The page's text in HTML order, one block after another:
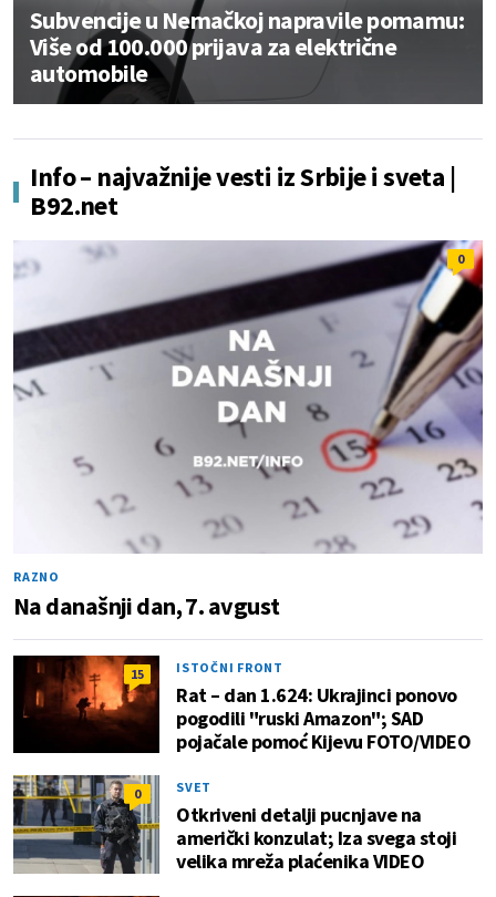
Subvencije u Nemačkoj napravile pomamu:
Više od 100.000 prijava za električne
automobile
Info – najvažnije vesti iz Srbije i sveta |
B92.net
0
RAZNO
Na današnji dan, 7. avgust
15 ISTOČNI FRONT
Rat – dan 1.624: Ukrajinci ponovo
pogodili "ruski Amazon"; SAD
pojačale pomoć Kijevu FOTO/VIDEO
0 SVET
Otkriveni detalji pucnjave na
američki konzulat; Iza svega stoji
velika mreža plaćenika VIDEO